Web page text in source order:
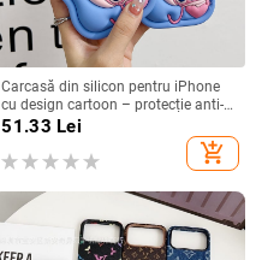
Carcasă din silicon pentru iPhone
cu design cartoon – protecție anti-
cădere, finisaj mat, compatibilă cu
(Pro/Max)
51.33 Lei
add_shopping_cart